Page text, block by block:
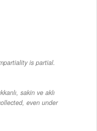
is partial.
sakin ve aklı
even under